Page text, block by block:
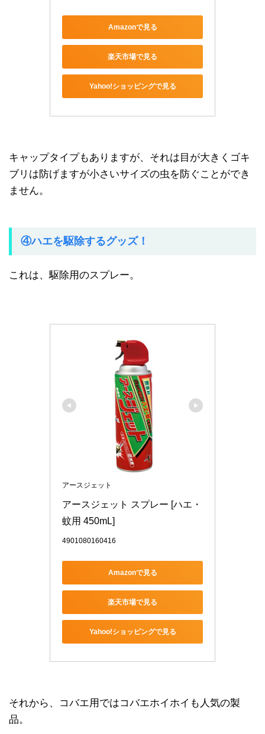
Amazonで見る
楽天市場で見る
Yahoo!ショッピングで見る
キャップタイプもありますが、それは目が大きくゴキ
ブリは防げますが小さいサイズの虫を防ぐことができ
ません。
④ハエを駆除するグッズ！
これは、駆除用のスプレー。
アースジェット
アースジェット スプレー [ハエ・
蚊用 450mL]
4901080160416
Amazonで見る
楽天市場で見る
Yahoo!ショッピングで見る
それから、コバエ用ではコバエホイホイも人気の製
品。